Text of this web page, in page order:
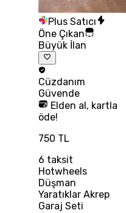
Plus Satıcı
Öne Çıkan
Büyük İlan
Cüzdanım
Güvende
Elden al, kartla
öde!
750 TL
6 taksit
Hotwheels
Düşman
Yaratıklar Akrep
Garaj Seti